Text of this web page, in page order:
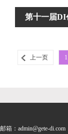
第十一届DI
上一页 1
邮箱：admin@gete-di.com